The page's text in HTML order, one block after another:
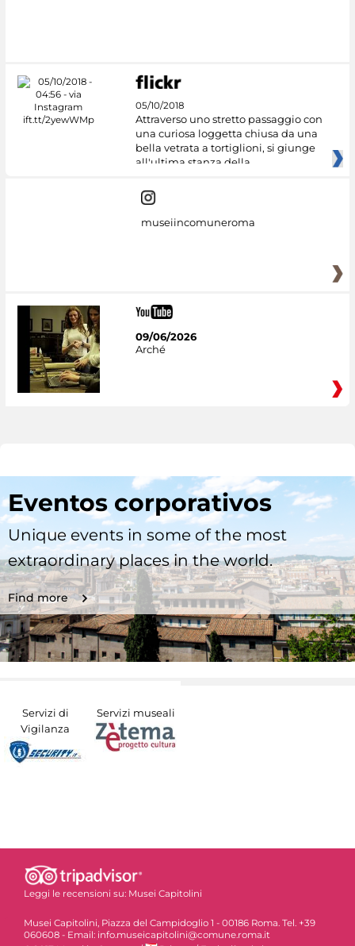
05/10/2018
Attraverso uno stretto passaggio con
una curiosa loggetta chiusa da una
bella vetrata a tortiglioni, si giunge
all'ultima stanza della
museiincomuneroma
09/06/2026
Arché
Eventos corporativos
Unique events in some of the most
extraordinary places in the world.
Find more
Servizi di
Vigilanza
Servizi museali
Leggi le recensioni su: Musei Capitolini
Musei Capitolini, Piazza del Campidoglio 1 - 00186 Roma. Tel. +39
060608 - Email: info.museicapitolini@comune.roma.it